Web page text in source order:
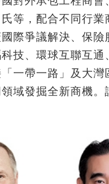
等，配合不同行
際爭議解決、保
技、環球互聯互
一帶一路」及大
域發掘全新商機。